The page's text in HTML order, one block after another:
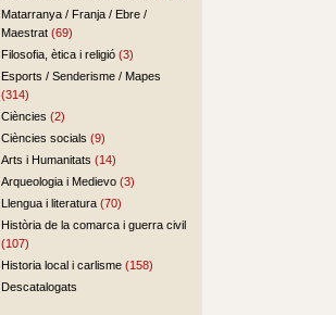
Matarranya / Franja / Ebre /
Maestrat (69)
Filosofia, ètica i religió (3)
Esports / Senderisme / Mapes
(314)
Ciències (2)
Ciències socials (9)
Arts i Humanitats (14)
Arqueologia i Medievo (3)
Llengua i literatura (70)
Història de la comarca i guerra civil
(107)
Historia local i carlisme (158)
Descatalogats